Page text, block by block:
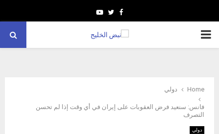
Facebook
Twitter
Youtube
PRIMARY
Home دولي
فانس: سنعيد فرض العقوبات على إيران في أي وقت إذا لم تحسن
التصرف
دولي